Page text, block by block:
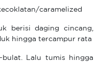
caramelized
berisi daging cincang,
hingga tercampur rata
bulat. Lalu tumis hingga